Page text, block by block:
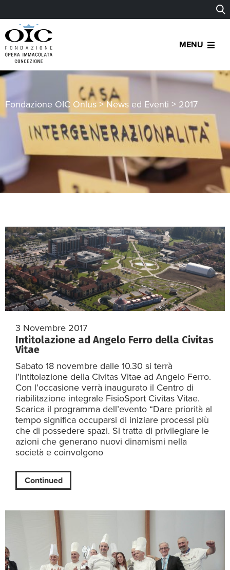
MENU
Fondazione OIC Onlus >News ed Eventi > 2017
3 Novembre 2017
Intitolazione ad Angelo Ferro della Civitas
Vitae
Sabato 18 novembre dalle 10.30 si terrà
l’intitolazione della Civitas Vitae ad Angelo Ferro.
Con l’occasione verrà inaugurato il Centro di
riabilitazione integrale FisioSport Civitas Vitae.
Scarica il programma dell’evento “Dare priorità al
tempo significa occuparsi di iniziare processi più
che di possedere spazi. Si tratta di privilegiare le
azioni che generano nuovi dinamismi nella
società e coinvolgono
Continued